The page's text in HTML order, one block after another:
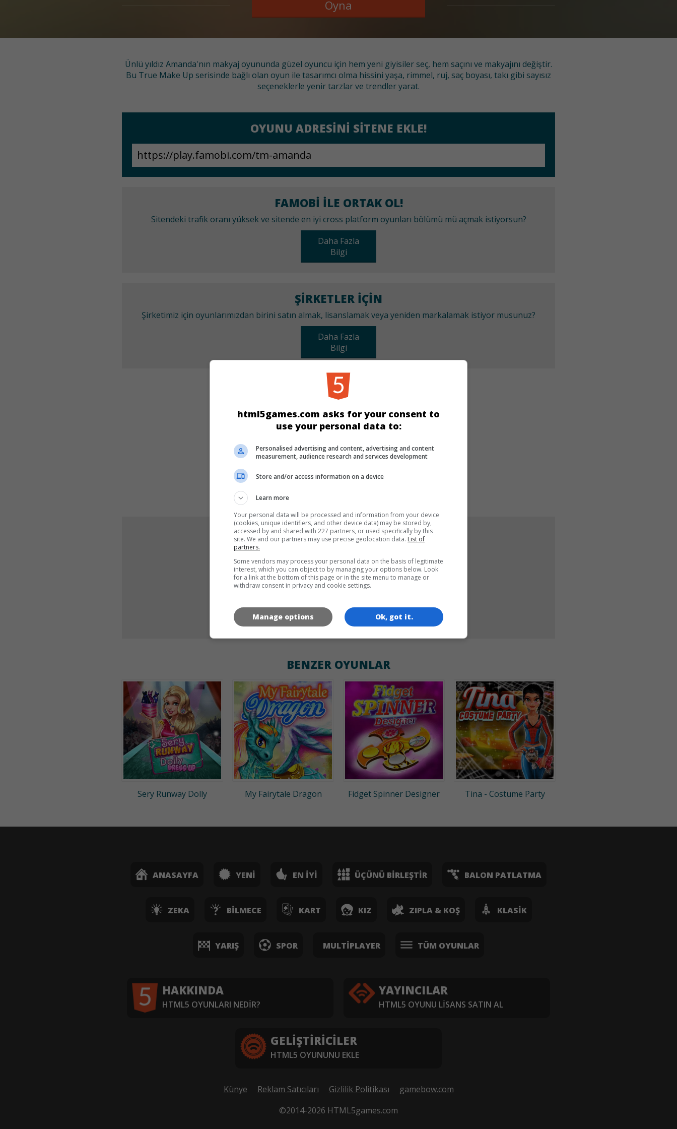
Oyna
Ünlü yıldız Amanda'nın makyaj oyununda güzel oyuncu için hem yeni giyisiler seç, hem saçını ve makyajını değiştir.
Bu True Make Up serisinde bağlı olan oyun ile tasarımcı olma hissini yaşa, rimmel, ruj, saç boyası, takı gibi sayısız
seçeneklerle yenir tarzlar ve trendler yarat.
OYUNU ADRESINI SITENE EKLE!
FAMOBI ILE ORTAK OL!
Sitendeki trafik oranı yüksek ve sitende en iyi cross platform oyunları bölümü mü açmak istiyorsun?
Daha Fazla
Bilgi
ŞIRKETLER IÇIN
Şirketimiz için oyunlarımızdan birini satın almak, lisanslamak veya yeniden markalamak istiyor musunuz?
Daha Fazla
Bilgi
KATEGORILER
Make-up Kız
DILLER
OYUN RESIMLERI
180x180 120x120
BENZER OYUNLAR
Sery Runway Dolly My Fairytale Dragon Fidget Spinner Designer Tina - Costume Party
ANASAYFA YENI EN İYI ÜÇÜNÜ BIRLEŞTIR BALON PATLATMA
ZEKA BILMECE KART KIZ ZIPLA & KOŞ KLASIK
YARIŞ SPOR MULTIPLAYER TÜM OYUNLAR
HAKKINDA
HTML5 OYUNLARI NEDIR?
YAYINCILAR
HTML5 OYUNU LISANS SATIN AL
GELIŞTIRICILER
HTML5 OYUNUNU EKLE
Künye Reklam Satıcıları Gizlilik Politikası
gamebow.com
©2014-2026 HTML5games.com
html5games.com asks for your consent to
use your personal data to:
Personalised advertising and content, advertising and content
measurement, audience research and services development
Store and/or access information on a device
Learn more
Your personal data will be processed and information from your device
(cookies, unique identifiers, and other device data) may be stored by,
accessed by and shared with 227 partners, or used specifically by this
site. We and our partners may use precise geolocation data. List of
partners.
Some vendors may process your personal data on the basis of legitimate
interest, which you can object to by managing your options below. Look
for a link at the bottom of this page or in the site menu to manage or
withdraw consent in privacy and cookie settings.
Ok, got it.
Manage options